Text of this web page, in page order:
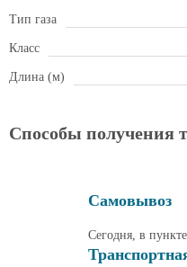
Тип газа
Класс
Длина (м)
Способы получения
Самовывоз
Сегодня, в